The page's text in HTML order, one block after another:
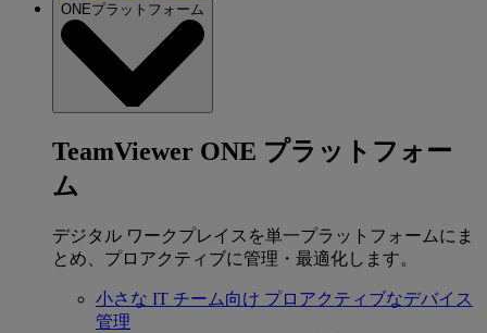
ONEプラットフォーム
TeamViewer ONE プラットフォー
ム
デジタル ワークプレイスを単一プラットフォームにま
とめ、プロアクティブに管理・最適化します。
小さな IT チーム向け プロアクティブなデバイス
管理